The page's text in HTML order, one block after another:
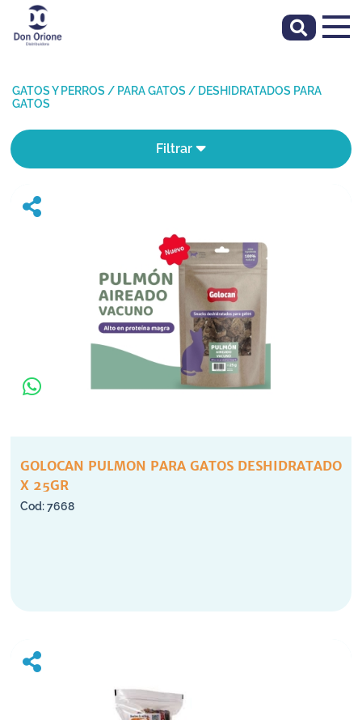
GATOS Y PERROS / PARA GATOS / DESHIDRATADOS PARA
GATOS
Filtrar
GOLOCAN PULMON PARA GATOS DESHIDRATADO
X 25GR
7668